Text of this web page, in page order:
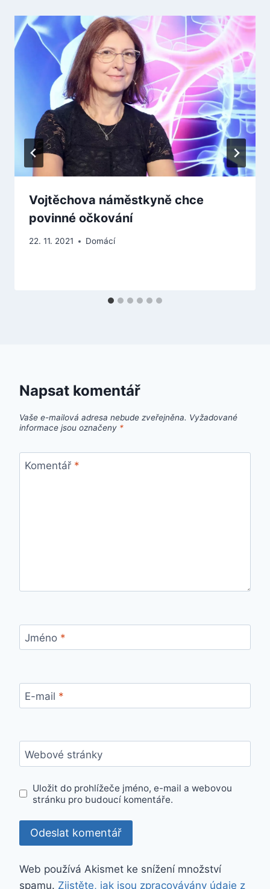
Vojtěchova náměstkyně chce
povinné očkování
22. 11. 2021 Domácí
Napsat komentář
Vaše e-mailová adresa nebude zveřejněna. Vyžadované
informace jsou označeny *
Komentář *
Jméno *
E-mail *
Webové stránky
Uložit do prohlížeče jméno, e-mail a webovou
stránku pro budoucí komentáře.
Web používá Akismet ke snížení množství
spamu. Zjistěte, jak jsou zpracovávány údaje z